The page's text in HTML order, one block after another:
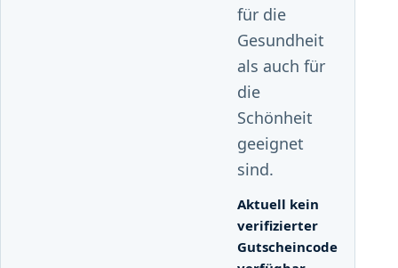
für die
Gesundheit
als auch für
die
Schönheit
geeignet
sind.
Aktuell kein
verifizierter
Gutscheincode